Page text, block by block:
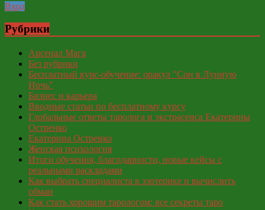
Вход
Рубрики
Арсенал Мага
Без рубрики
Бесплатный курс-обучение: оракул "Сон в Лунную
Ночь"
Бизнес и карьера
Вводные статьи по бесплатному курсу
Глобальные ответы таролога и экстрасенса Екатерины
Остренко
Екатерина Остренко
Женская психология
Итоги обучения, благодарности, новые кейсы с
реальными раскладами
Как выбрать специалиста в эзотерике и вычислить
обман
Как стать хорошим тарологом: все секреты таро